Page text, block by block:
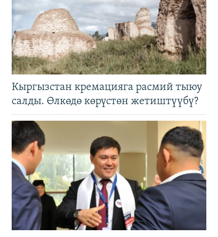
Кыргызстан кремацияга расмий тыюу
салды. Өлкөдө көрүстөн жетиштүүбү?